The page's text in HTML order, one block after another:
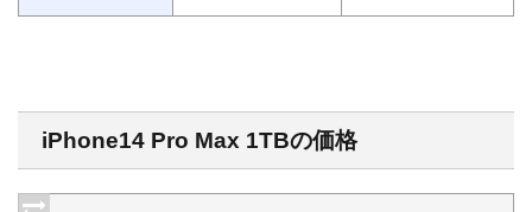
iPhone14 Pro Max 1TBの価格